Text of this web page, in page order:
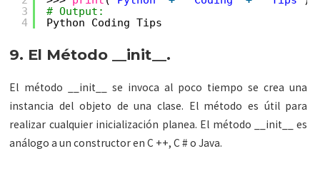
3
4
# Output:
Python Coding Tips
9. El Método __init__.
El método __init__ se invoca al poco tiempo se crea una
instancia del objeto de una clase. El método es útil para
realizar cualquier inicialización planea. El método __init__ es
análogo a un constructor en C ++, C # o Java.